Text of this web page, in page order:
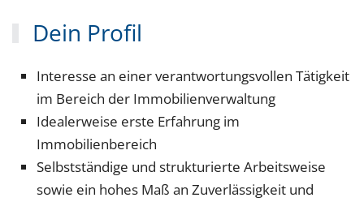
Dein Profil
Interesse an einer verantwortungsvollen Tätigkeit
im Bereich der Immobilienverwaltung
Idealerweise erste Erfahrung im
Immobilienbereich
Selbstständige und strukturierte Arbeitsweise
sowie ein hohes Maß an Zuverlässigkeit und